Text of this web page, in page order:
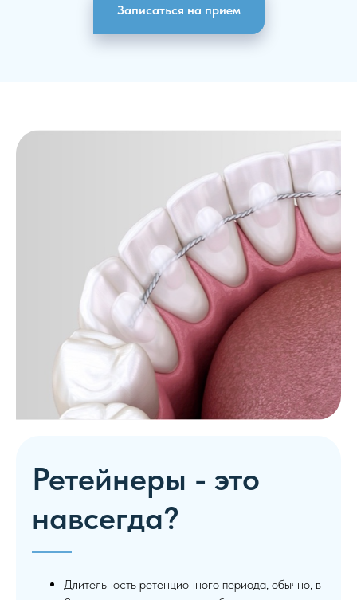
Записаться на прием
Ретейнеры - это
навсегда?
Длительность ретенционного периода, обычно, в